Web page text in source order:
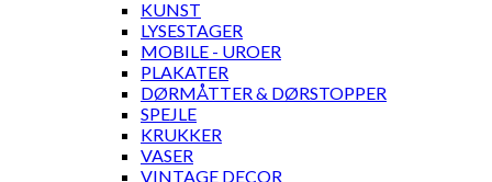
KUNST
LYSESTAGER
MOBILE - UROER
PLAKATER
DØRMÅTTER & DØRSTOPPER
SPEJLE
KRUKKER
VASER
VINTAGE DECOR